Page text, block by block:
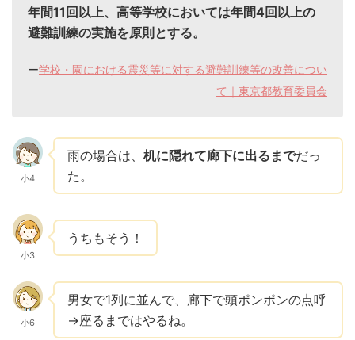
年間11回以上、高等学校においては年間4回以上の
避難訓練の実施を原則とする。
ー学校・園における震災等に対する避難訓練等の改善につい
て｜東京都教育委員会
小4
雨の場合は、 机に隠れて廊下に出るまでだっ
た。
小3
うちもそう！
小6
男女で1列に並んで、廊下で頭ポンポンの点呼
→座るまではやるね。